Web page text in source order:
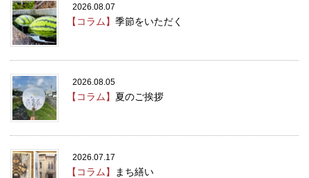
2026.08.07
【コラム】 季節をいただく
2026.08.05
【コラム】 夏のご挨拶
2026.07.17
【コラム】 まち繕い